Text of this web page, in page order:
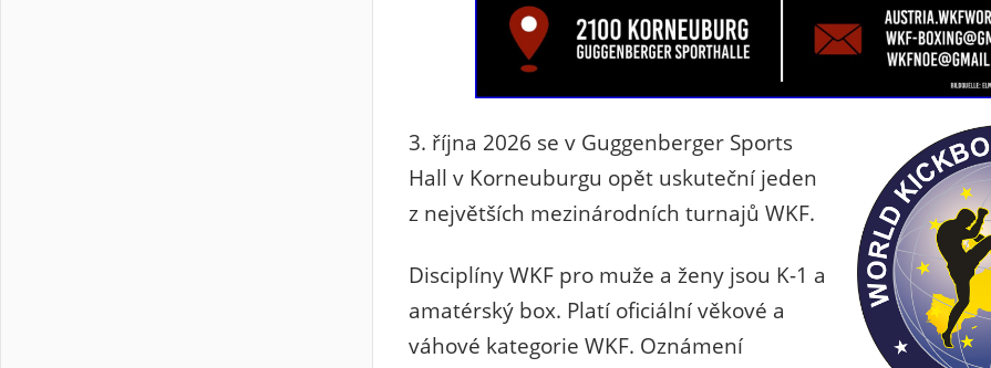
3. října 2026 se v Guggenberger Sports
Hall v Korneuburgu opět uskuteční jeden
z největších mezinárodních turnajů WKF.
Disciplíny WKF pro muže a ženy jsou K-1 a
amatérský box. Platí oficiální věkové a
váhové kategorie WKF. Oznámení